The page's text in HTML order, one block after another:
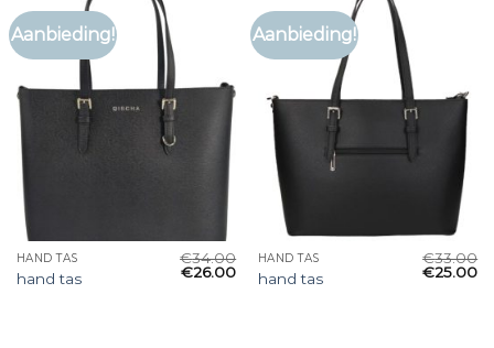
Aanbieding!
HAND TAS
hand tas
€34.00
€26.00
Aanbieding!
HAND TAS
hand tas
€33.00
€25.00